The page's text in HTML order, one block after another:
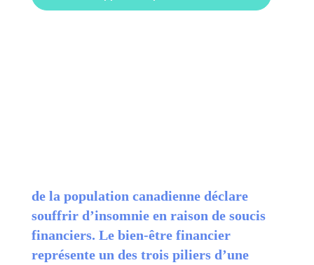
de la population canadienne déclare
souffrir d’insomnie en raison de soucis
financiers. Le bien-être financier
représente un des trois piliers d’une